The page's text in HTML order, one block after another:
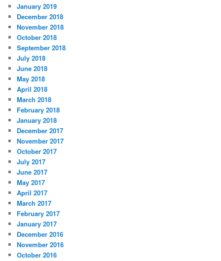
January 2019
December 2018
November 2018
October 2018
September 2018
July 2018
June 2018
May 2018
April 2018
March 2018
February 2018
January 2018
December 2017
November 2017
October 2017
July 2017
June 2017
May 2017
April 2017
March 2017
February 2017
January 2017
December 2016
November 2016
October 2016